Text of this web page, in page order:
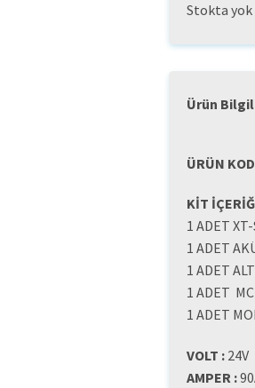
Stokta yok
Ürün
ÜRÜN
KİT
1 ADET
1 ADET
1 ADET
1 ADET
1 ADET
VOLT : 24V
AMPER :